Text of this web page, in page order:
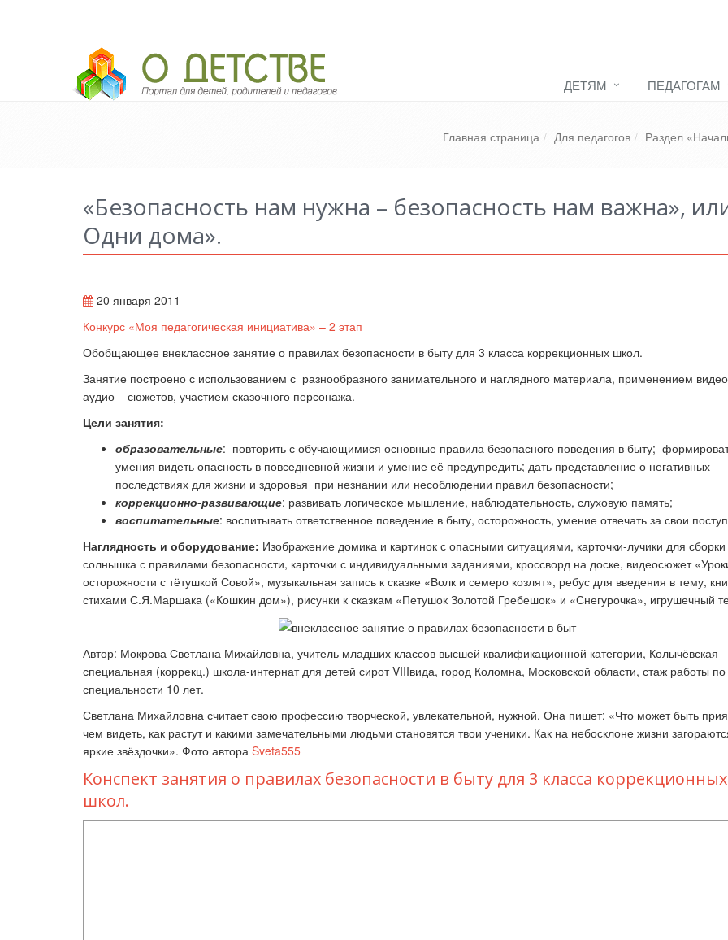
Педагогический портал «О детстве»
ДЕТЯМ
ПЕДАГОГАМ
Главная страница Для педагогов Раздел
«Безопасность нам нужна – безопасность нам важна»,
Одни дома».
20 января 2011
Конкурс «Моя педагогическая инициатива» – 2 этап
Обобщающее внеклассное занятие о правилах безопасности в быту для 3 класса коррекционных школ.
Занятие построено с использованием с разнообразного занимательного и наглядного материала, применением
аудио – сюжетов, участием сказочного персонажа.
Цели занятия:
образовательные: повторить с обучающимися основные правила безопасного поведения в быту;
умения видеть опасность в повседневной жизни и умение её предупредить; дать представление о негативных
последствиях для жизни и здоровья при незнании или несоблюдении правил безопасности;
коррекционно-развивающие: развивать логическое мышление, наблюдательность, слуховую память;
воспитательные: воспитывать ответственное поведение в быту, осторожность, умение отвечать за свои
Наглядность и оборудование: Изображение домика и картинок с опасными ситуациями, карточки-лучики для сборки
солнышка с правилами безопасности, карточки с индивидуальными заданиями, кроссворд на доске, видеосюжет
осторожности с тётушкой Совой», музыкальная запись к сказке «Волк и семеро козлят», ребус для введения в тему,
стихами С.Я.Маршака («Кошкин дом»), рисунки к сказкам «Петушок Золотой Гребешок» и «Снегурочка», игрушечный
Автор: Мокрова Светлана Михайловна, учитель младших классов высшей квалификационной категории, Колычёвская
специальная (коррекц.) школа-интернат для детей сирот VIIIвида, город Коломна, Московской области, стаж работы по
специальности 10 лет.
Светлана Михайловна считает свою профессию творческой, увлекательной, нужной. Она пишет: «Что может быть
чем видеть, как растут и какими замечательными людьми становятся твои ученики. Как на небосклоне жизни
яркие звёздочки». Фото автора Sveta555
Конспект занятия о правилах безопасности в быту для 3 класса коррекционных
школ.
для публикации